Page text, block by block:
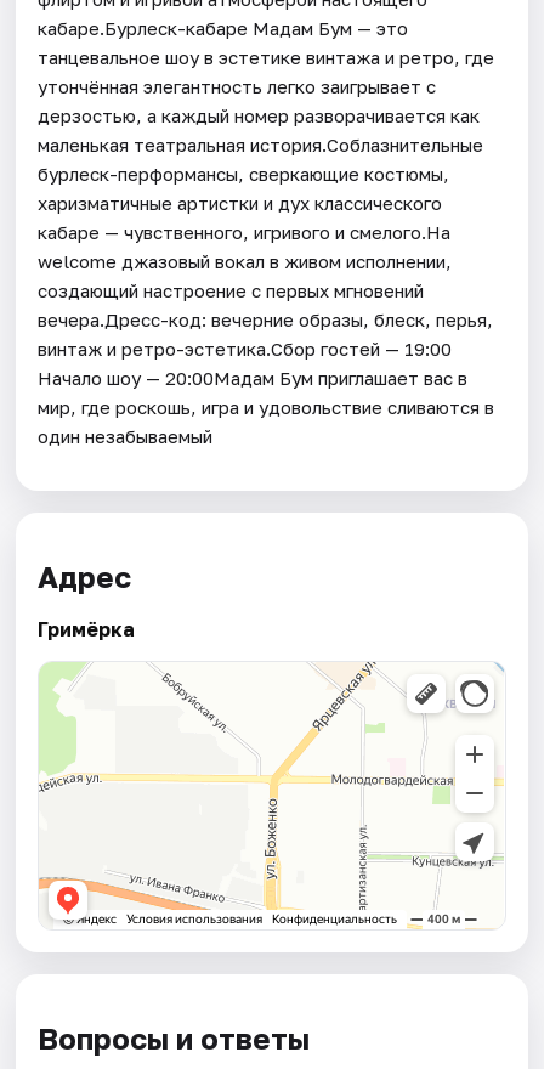
кабаре.Бурлеск-кабаре Мадам Бум — это
танцевальное шоу в эстетике винтажа и ретро, где
утончённая элегантность легко заигрывает с
дерзостью, а каждый номер разворачивается как
маленькая театральная история.Соблазнительные
бурлеск-перформансы, сверкающие костюмы,
харизматичные артистки и дух классического
кабаре — чувственного, игривого и смелого.На
welcome джазовый вокал в живом исполнении,
создающий настроение с первых мгновений
вечера.Дресс-код: вечерние образы, блеск, перья,
винтаж и ретро-эстетика.Сбор гостей — 19:00
Начало шоу — 20:00Мадам Бум приглашает вас в
мир, где роскошь, игра и удовольствие сливаются в
один незабываемый
Адрес
Гримёрка
Вопросы и ответы